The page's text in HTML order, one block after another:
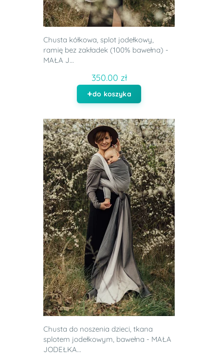
Chusta kółkowa, splot jodełkowy,
ramię bez zakładek (100% bawełna) -
MAŁA J...
350.00 zł
do koszyka
Chusta do noszenia dzieci, tkana
splotem jodełkowym, bawełna - MAŁA
JODEŁKA...